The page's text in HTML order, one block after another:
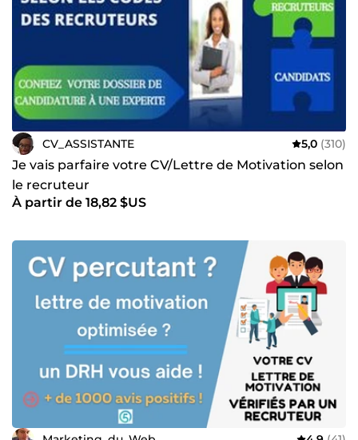
CV_ASSISTANTE 5,0 (310)
Je vais parfaire votre CV/Lettre de Motivation selon
le recruteur
À partir de 18,82 $US